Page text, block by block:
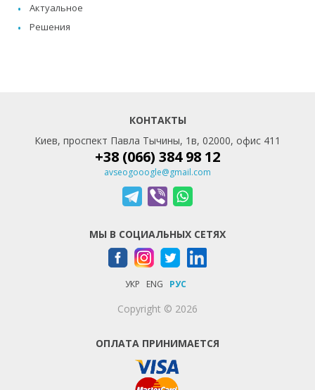
Актуальное
Решения
КОНТАКТЫ
Киев, проспект Павла Тычины, 1в, 02000, офис 411
+38 (066) 384 98 12
avseogooogle@gmail.com
МЫ В СОЦИАЛЬНЫХ СЕТЯХ
УКР ENG РУС
Copyright © 2026
ОПЛАТА ПРИНИМАЕТСЯ